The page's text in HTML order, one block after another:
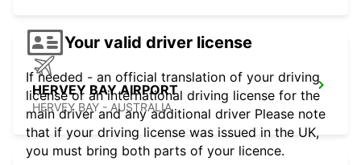
HERVEY BAY AIRPORT
HERVEY BAY - AUSTRALIA
Your valid driver license
If needed - an official translation of your driving
license or an international driving license for the
main driver and any additional driver Please note
that if your driving license was issued in the UK,
you must bring both parts of your licence.